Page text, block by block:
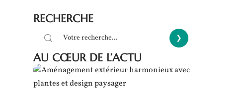
RECHERCHE
AU CŒUR DE L’ACTU